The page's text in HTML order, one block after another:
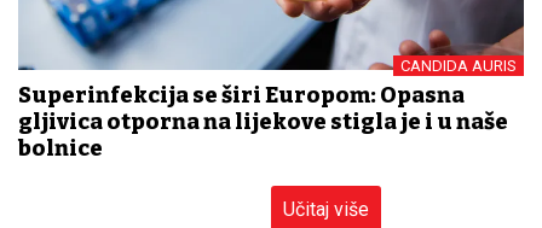
CANDIDA AURIS
Superinfekcija se širi Europom: Opasna
gljivica otporna na lijekove stigla je i u naše
bolnice
Učitaj više